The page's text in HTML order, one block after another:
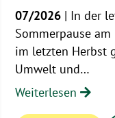
07/2026 | In der
Sommerpause
im letzten Herbst
Umwelt und…
Weiterlesen